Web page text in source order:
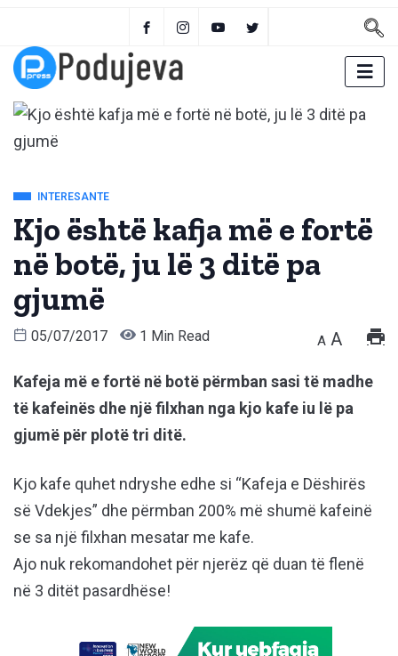
INTERESANTE
Kjo është kafja më e fortë
në botë, ju lë 3 ditë pa
gjumë
05/07/2017 1 Min Read A A
Kafeja më e fortë në botë përmban sasi të madhe
të kafeinës dhe një filxhan nga kjo kafe iu lë pa
gjumë për plotë tri ditë.
Kjo kafe quhet ndryshe edhe si “Kafeja e Dëshirës
së Vdekjes” dhe përmban 200% më shumë kafeinë
se sa një filxhan mesatar me kafe.
Ajo nuk rekomandohet për njerëz që duan të flenë
në 3 ditët pasardhëse!